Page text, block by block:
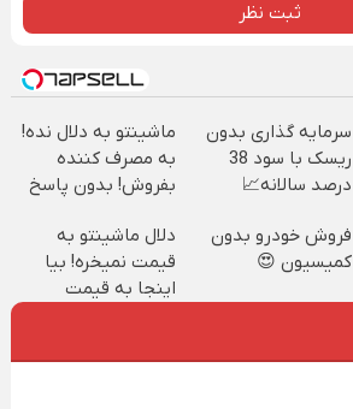
ثبت نظر
سرمایه گذاری بدون
ریسک با سود 38
درصد سالانه📈
ماشینتو به دلال نده!
به مصرف کننده
بفروش! بدون پاسخ
فروش خودرو بدون
کمیسیون 😍
دلال ماشینتو به
قیمت نمیخره! بیا
اینجا به قیمت